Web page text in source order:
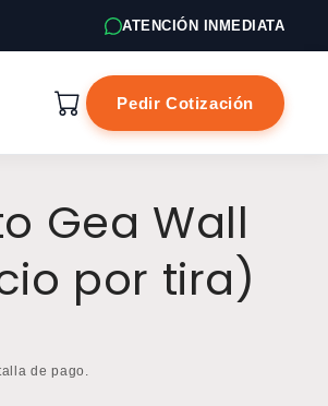
ATENCIÓN INMEDIATA
Pedir Cotización
Gea Wall
por tira)
de pago.